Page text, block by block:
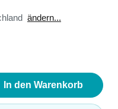
ändern...
In den Warenkorb